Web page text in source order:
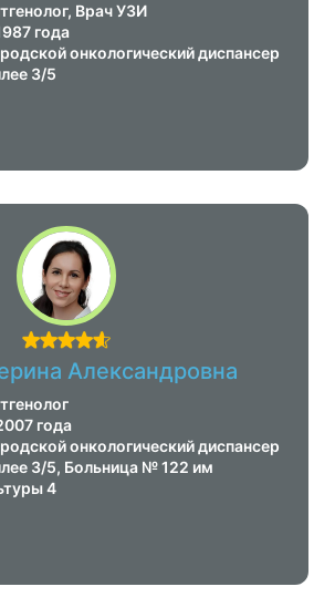
Врач УЗИ
года
онкологический диспансер
3/5
Александровна
года
онкологический диспансер
3/5, Больница № 122 им
4